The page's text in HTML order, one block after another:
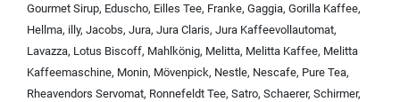
Gourmet Sirup, Eduscho, Eilles Tee, Franke, Gaggia, Gorilla Kaffee,
Hellma, illy, Jacobs, Jura, Jura Claris, Jura Kaffeevollautomat,
Lavazza, Lotus Biscoff, Mahlkönig, Melitta, Melitta Kaffee, Melitta
Kaffeemaschine, Monin, Mövenpick, Nestle, Nescafe, Pure Tea,
Rheavendors Servomat, Ronnefeldt Tee, Satro, Schaerer, Schirmer,